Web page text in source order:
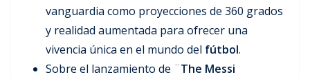
vanguardia como proyecciones de 360 grados
y realidad aumentada para ofrecer una
vivencia única en el mundo del fútbol.
Sobre el lanzamiento de ¨The Messi